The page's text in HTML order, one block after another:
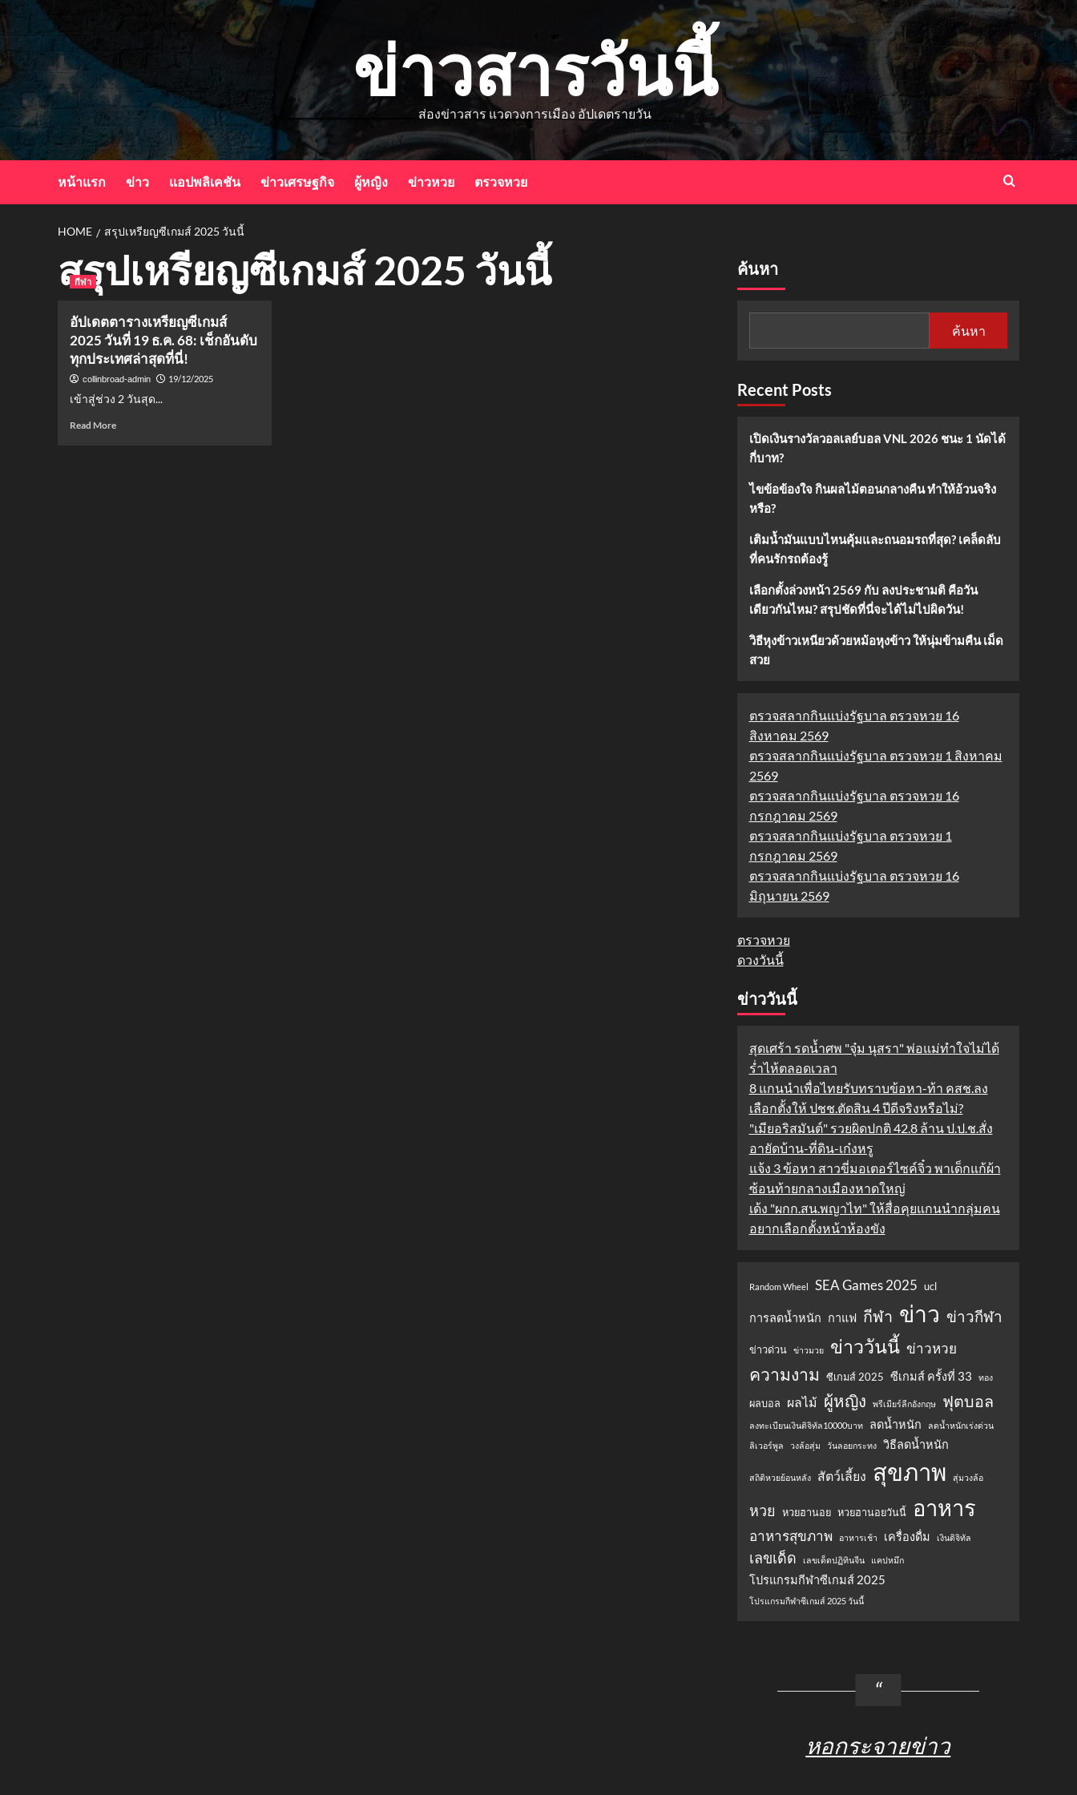
to
content
ข่าวสารวันนี้
ส่องข่าวสาร แวดวงการเมือง อัปเดตรายวัน
หน้าแรก ข่าว แอปพลิเคชัน ข่าวเศรษฐกิจ ผู้หญิง ข่าวหวย ตรวจหวย
HOME สรุปเหรียญซีเกมส์ 2025 วันนี้
สรุปเหรียญซีเกมส์ 2025 วันนี้
กีฬา
อัปเดตตารางเหรียญซีเกมส์
2025 วันที่ 19 ธ.ค. 68: เช็กอันดับ
ทุกประเทศล่าสุดที่นี่!
collinbroad-admin 19/12/2025
เข้าสู่ช่วง 2 วันสุด...
Read MoreRead
ค้นหา
ค้นหา
Recent Posts
เปิดเงินรางวัลวอลเลย์บอล VNL 2026 ชนะ 1 นัดได้
กี่บาท?
ไขข้อข้องใจ กินผลไม้ตอนกลางคืน ทำให้อ้วนจริง
หรือ?
เติมน้ำมันแบบไหนคุ้มและถนอมรถที่สุด? เคล็ดลับ
ที่คนรักรถต้องรู้
เลือกตั้งล่วงหน้า 2569 กับ ลงประชามติ คือวัน
เดียวกันไหม? สรุปชัดที่นี่จะได้ไม่ไปผิดวัน!
วิธีหุงข้าวเหนียวด้วยหม้อหุงข้าว ให้นุ่มข้ามคืน เม็ด
สวย
ตรวจสลากกินแบ่งรัฐบาล ตรวจหวย 16
สิงหาคม 2569
ตรวจสลากกินแบ่งรัฐบาล ตรวจหวย 1 สิงหาคม
2569
ตรวจสลากกินแบ่งรัฐบาล ตรวจหวย 16
กรกฎาคม 2569
ตรวจสลากกินแบ่งรัฐบาล ตรวจหวย 1
กรกฎาคม 2569
ตรวจสลากกินแบ่งรัฐบาล ตรวจหวย 16
มิถุนายน 2569
ตรวจหวย
ดวงวันนี้
ข่าววันนี้
สุดเศร้า รดน้ำศพ "จุ๋ม นุสรา" พ่อแม่ทำใจไม่ได้
ร่ำไห้ตลอดเวลา
8 แกนนำเพื่อไทยรับทราบข้อหา-ท้า คสช.ลง
เลือกตั้งให้ ปชช.ตัดสิน 4 ปีดีจริงหรือไม่?
"เมียอริสมันต์" รวยผิดปกติ 42.8 ล้าน ป.ป.ช.สั่ง
อายัดบ้าน-ที่ดิน-เก๋งหรู
แจ้ง 3 ข้อหา สาวขี่มอเตอร์ไซค์จิ๋ว พาเด็กแก้ผ้า
ซ้อนท้ายกลางเมืองหาดใหญ่
เด้ง "ผกก.สน.พญาไท" ให้สื่อคุยแกนนำกลุ่มคน
อยากเลือกตั้งหน้าห้องขัง
Random Wheel SEA Games 2025 ucl
การลดน้ำหนัก กาแฟ กีฬา ข่าว ข่าวกีฬา
ข่าวด่วน ข่าวมวย ข่าววันนี้ ข่าวหวย
ความงาม ซีเกมส์ 2025 ซีเกมส์ ครั้งที่ 33 ทอง
ผลบอล ผลไม้ ผู้หญิง พรีเมียร์ลีกอังกฤษ ฟุตบอล
ลงทะเบียนเงินดิจิทัล10000บาท ลดน้ำหนัก
ลดน้ำหนักเร่งด่วน
ลิเวอร์พูล
วงล้อสุ่ม วันลอยกระทง วิธีลดน้ำหนัก
สถิติหวยย้อนหลัง สัตว์เลี้ยง สุขภาพ สุ่มวงล้อ
หวย หวยฮานอย หวยฮานอยวันนี้ อาหาร
อาหารสุขภาพ อาหารเช้า เครื่องดื่ม เงินดิจิทัล
เลขเด็ด เลขเด็ดปฏิทินจีน แคปหมึก
โปรแกรมกีฬาซีเกมส์ 2025
โปรแกรมกีฬาซีเกมส์ 2025 วันนี้
หอกระจายข่าว